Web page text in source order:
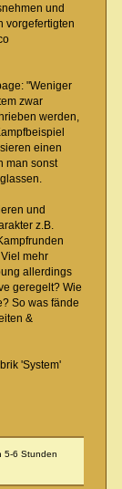
und
vorgefertigten
"Weniger
zwar
werden,
einen
man sonst
und
z.B.
mehr
allerdings
geregelt? Wie
So was fände
&
'System'
5-6 Stunden